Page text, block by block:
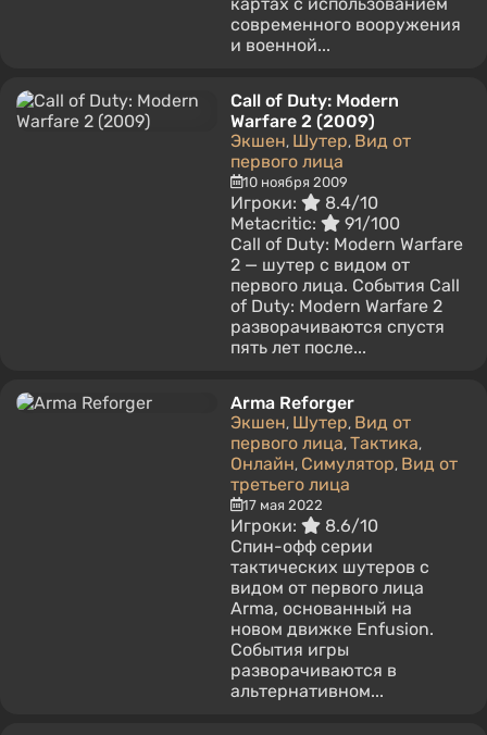
современного вооружения
и военной...
Call of Duty: Modern
Warfare 2 (2009)
Экшен, Шутер, Вид от
первого лица
10 ноября 2009
Игроки:
8.4/10
Metacritic:
91/100
Call of Duty: Modern Warfare
2 — шутер с видом от
первого лица. События Call
of Duty: Modern Warfare 2
разворачиваются спустя
пять лет после...
Arma Reforger
Экшен, Шутер, Вид от
первого лица, Тактика,
Онлайн, Симулятор, Вид от
третьего лица
17 мая 2022
Игроки:
8.6/10
Cпин-офф серии
тактических шутеров с
видом от первого лица
Arma, основанный на
новом движке Enfusion.
События игры
разворачиваются в
альтернативном...